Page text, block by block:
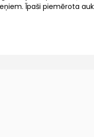
Īpaši piemērota